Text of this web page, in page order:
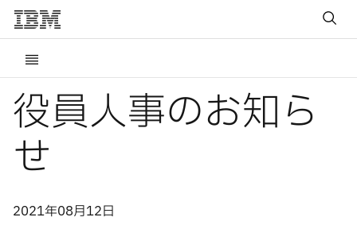
役員人事のお知ら
せ
2021年08月12日